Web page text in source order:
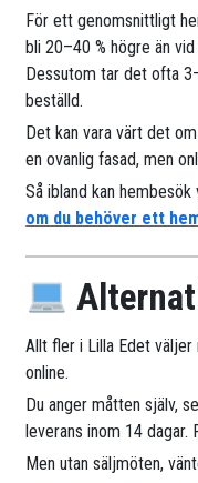
För ett genomsnittligt
bli 20–40 % högre än vid
Dessutom tar det ofta
beställd.
Det kan vara värt det
en ovanlig fasad, men
Så ibland kan hembesök
om du behöver ett
Allt fler i Lilla Edet väljer
online.
Du anger måtten själv,
leverans inom 14
Men utan säljmöten,